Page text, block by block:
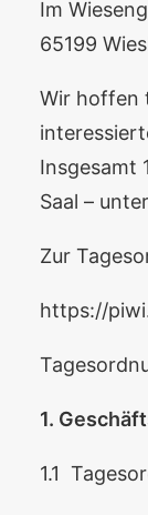
Im
65199
Wir hoffen
Insgesamt
Saal –
Zur
https://
1.
1.1